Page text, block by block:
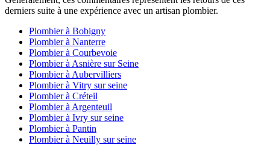
derniers suite à une expérience avec un artisan plombier.
Plombier à Bobigny
Plombier à Nanterre
Plombier à Courbevoie
Plombier à Asnière sur Seine
Plombier à Aubervilliers
Plombier à Vitry sur seine
Plombier à Créteil
Plombier à Argenteuil
Plombier à Ivry sur seine
Plombier à Pantin
Plombier à Neuilly sur seine